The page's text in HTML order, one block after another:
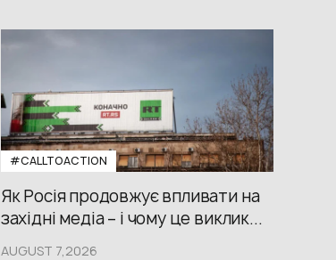
#CALLTOACTION
Як Росія продовжує впливати на
західні медіа – і чому це виклик...
AUGUST 7,2026